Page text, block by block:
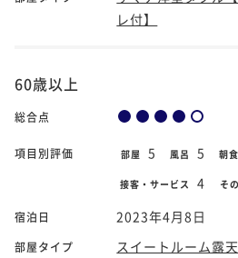
レ付】
60歳以上
総合点
項目別評価 部屋 5 風呂 5 朝食
接客・サービス 4 そ
宿泊日 2023年4月8日
部屋タイプ
スイートルーム露